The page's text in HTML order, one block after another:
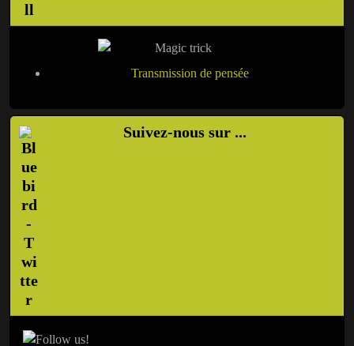
Transmission de pensée
Suivez-nous sur ...